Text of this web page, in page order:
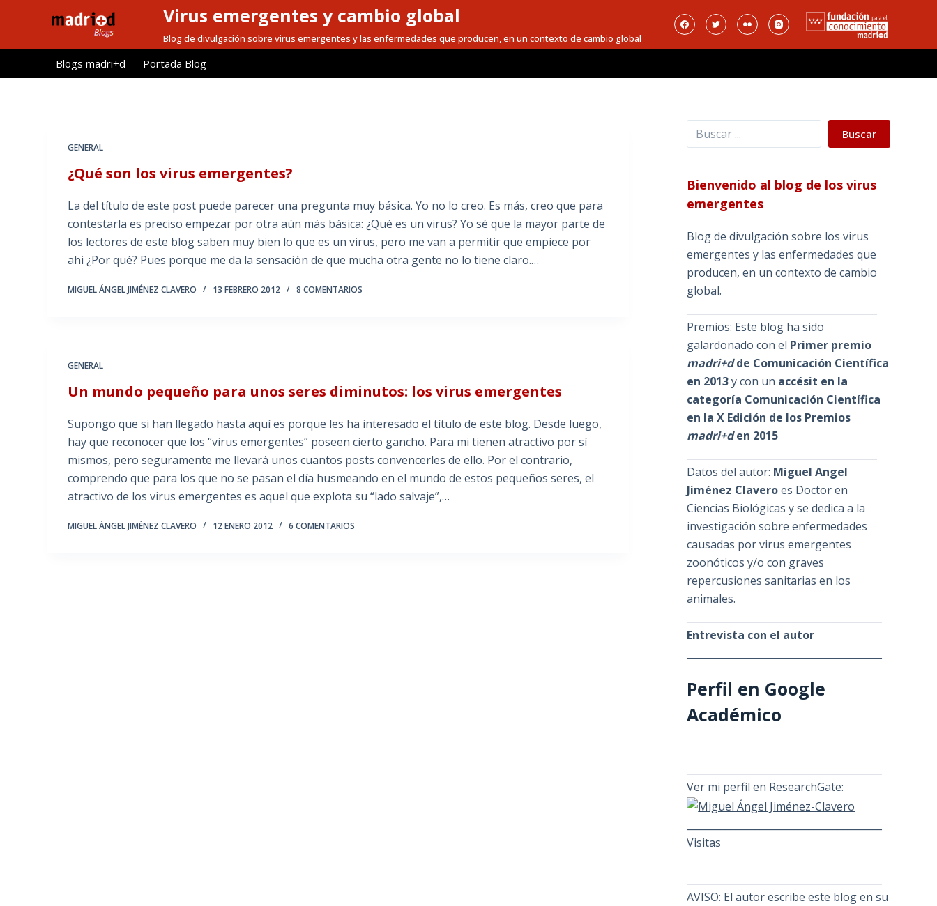
l
Virus emergentes y cambio global
Blog de divulgación sobre virus emergentes y las enfermedades que producen, en un contexto de cambio global
Blogs madri+d Portada Blog
GENERAL
¿Qué son los virus emergentes?
La del título de este post puede parecer una pregunta muy básica. Yo no lo creo. Es más, creo que para
contestarla es preciso empezar por otra aún más básica: ¿Qué es un virus? Yo sé que la mayor parte de
los lectores de este blog saben muy bien lo que es un virus, pero me van a permitir que empiece por
ahi ¿Por qué? Pues porque me da la sensación de que mucha otra gente no lo tiene claro.…
MIGUEL ÁNGEL JIMÉNEZ CLAVERO 13 FEBRERO 2012 8 COMENTARIOS
GENERAL
Un mundo pequeño para unos seres diminutos: los virus emergentes
Supongo que si han llegado hasta aquí es porque les ha interesado el título de este blog. Desde luego,
hay que reconocer que los “virus emergentes” poseen cierto gancho. Para mi tienen atractivo por sí
mismos, pero seguramente me llevará unos cuantos posts convencerles de ello. Por el contrario,
comprendo que para los que no se pasan el día husmeando en el mundo de estos pequeños seres, el
atractivo de los virus emergentes es aquel que explota su “lado salvaje”,…
MIGUEL ÁNGEL JIMÉNEZ CLAVERO 12 ENERO 2012 6 COMENTARIOS
Buscar Buscar
Bienvenido al blog de los virus
emergentes
Blog de divulgación sobre los virus
emergentes y las enfermedades que
producen, en un contexto de cambio
global.
Premios: Este blog ha sido
galardonado con el Primer premio
madri+dde Comunicación Científica
en 2013y con un accésit en la
categoría Comunicación Científica
en la X Edición de los Premios
madri+den 2015
Datos del autor: Miguel Angel
Jiménez Claveroes Doctor en
Ciencias Biológicas y se dedica a la
investigación sobre enfermedades
causadas por virus emergentes
zoonóticos y/o con graves
repercusiones sanitarias en los
animales.
Entrevista con el autor
Perfil en Google
Académico
Ver mi perfil en ResearchGate:
Visitas
AVISO: El autor escribe este blog en su